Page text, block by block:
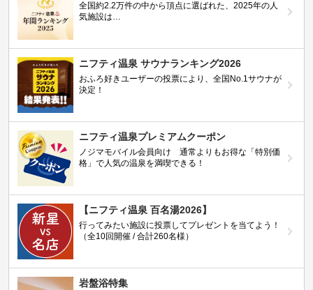
全国約2.2万件の中から頂点に選ばれた、2025年の人
気施設は…
ニフティ温泉 サウナランキング2026
おふろ好きユーザーの投票により、全国No.1サウナが
決定！
ニフティ温泉プレミアムクーポン
ノジマモバイル会員向け 通常よりもお得な「特別価
格」で人気の温泉を満喫できる！
【ニフティ温泉 百名湯2026】
行ってみたい施設に投票してプレゼントを当てよう！
（全10回開催 / 合計260名様）
岩盤浴特集